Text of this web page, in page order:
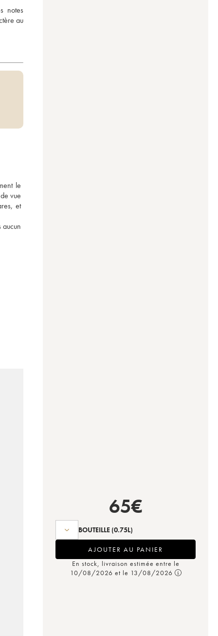
notes
au
le
vue
et
aucun
65€
BOUTEILLE (0.75L)
AJOUTER AU PANIER
En stock, livraison estimée entre le
10/08/2026 et le 13/08/2026